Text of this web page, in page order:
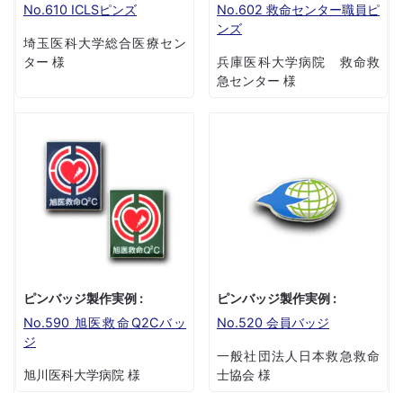
No.610 ICLSピンズ
埼玉医科大学総合医療セン
ター 様
No.602 救命センター職員ピ
ンズ
兵庫医科大学病院 救命救
急センター 様
ピンバッジ製作実例 :
No.590 旭医救命Q2Cバッ
ジ
旭川医科大学病院 様
ピンバッジ製作実例 :
No.520 会員バッジ
一般社団法人日本救急救命
士協会 様